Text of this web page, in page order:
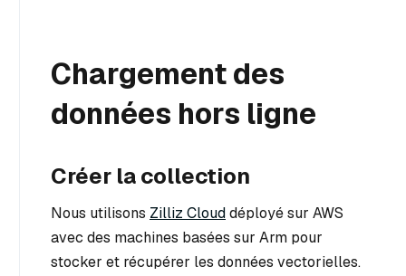
Chargement des
données hors ligne
Créer la collection
Nous utilisons Zilliz Clouddéployé sur AWS
avec des machines basées sur Arm pour
stocker et récupérer les données vectorielles.